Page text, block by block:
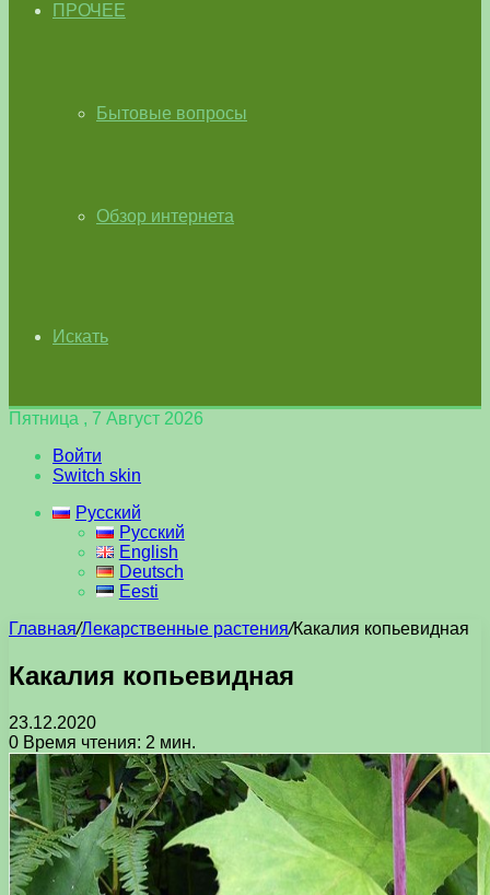
ПРОЧЕЕ
Бытовые вопросы
Обзор интернета
Искать
Пятница , 7 Август 2026
Войти
Switch skin
Русский
Русский
English
Deutsch
Eesti
Главная/Лекарственные растения/Какалия копьевидная
Какалия копьевидная
23.12.2020
0 Время чтения: 2 мин.